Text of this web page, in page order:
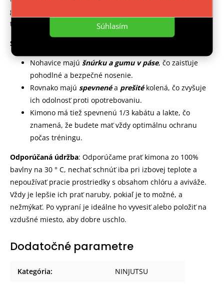
Súhlasím
gramážou, čo zaisťuje jeho neuveriteľnú odolnosť a
trvanlivosť.
Strih
Nohavice majú šnúrku a gumu v páse, čo zaisťuje
pohodlné a bezpečné nosenie.
Rovnako majú spevnenéa prešité kolená, čo zvyšuje
ich odolnosť proti opotrebovaniu.
Kimono má tiež spevnenú 1/3 kabátu a lakte, čo
znamená, že budete mať vždy optimálnu ochranu
počas tréningu.
Odporúčaná údržba: Odporúčame prať kimona zo 100%
bavlny na 30 ° C, nechať schnúť iba pri izbovej teplote a
nepoužívať pracie prostriedky s obsahom chlóru a aviváže.
Vždy je lepšie ich prať naruby, pokiaľ je to možné, a
nežmýkať. Po vypraní je ideálne ho vyvesiť alebo položiť na
vzdušné miesto, aby dobre uschlo.
Dodatočné parametre
Kategória: NINJUTSU